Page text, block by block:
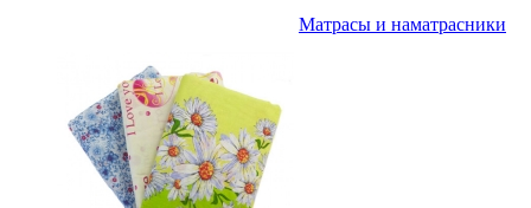
Матрасы и наматрасники